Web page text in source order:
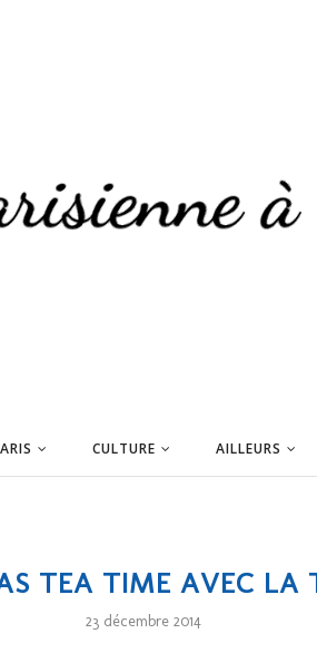
CULTURE AILLEURS
TEA TIME AVEC LA
23 décembre 2014